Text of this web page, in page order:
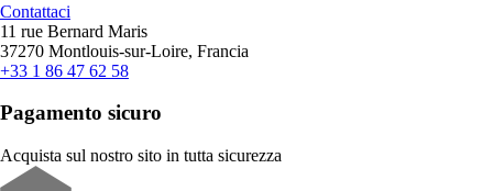
Contattaci
11 rue Bernard Maris
37270 Montlouis-sur-Loire, Francia
+33 1 86 47 62 58
Pagamento sicuro
Acquista sul nostro sito in tutta sicurezza